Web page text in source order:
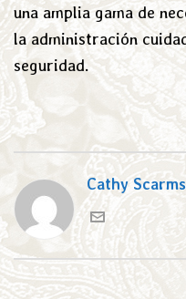
una amplia gama de
la administración
seguridad.
Cathy Scarms